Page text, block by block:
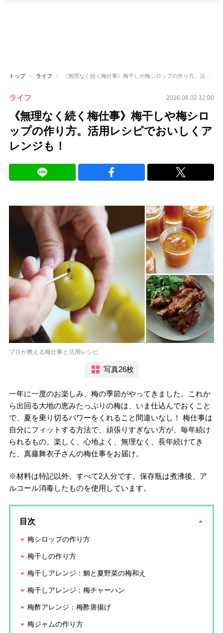
トップ ライフ 《無理なく続く梅仕事》梅干しや梅シロップの作り方。活用レシピでおいしくアレンジも！
ライフ 2026.06.02 12:00
《無理なく続く梅仕事》梅干しや梅シロ
ップの作り方。活用レシピでおいしくア
レンジも！
プロが教える梅仕事と活用レシピ
写真26枚
一年に一度のお楽しみ、梅の季節がやってきました。これか
ら出回る大地の恵みたっぷりの梅は、いま仕込んでおくこと
で、夏を乗り切るパワーをくれること間違いなし！ 梅仕事は
自分にフィットする方法で、頑張りすぎない方が、毎年続け
られるもの。楽しく、心地よく、無理なく、長年続けてき
た、真藤舞衣子さんの梅仕事をお届け。
※材料は特記以外、すべて2人分です。保存瓶は煮沸後、ア
ルコール消毒したものを使用しています。
目次
梅シロップの作り方
梅干しの作り方
梅干しアレンジ：鯛と夏野菜の梅和え
梅干しアレンジ：梅チャーハン
梅酢アレンジ：梅酢唐揚げ
梅ジャムの作り方